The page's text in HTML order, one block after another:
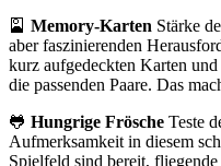
🎴 Memory-Karten Stärke
aber faszinierenden
kurz aufgedeckten Karten
die passenden Paare. Das
🐸 Hungrige Frösche Teste
Aufmerksamkeit in diesem
Spielfeld sind bereit,